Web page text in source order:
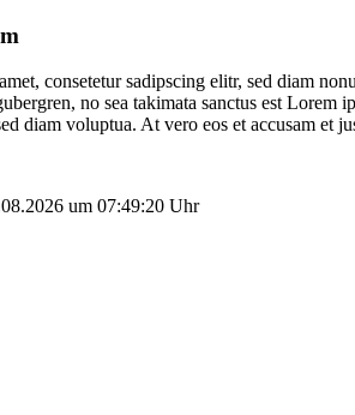
consetetur sadipscing elitr, sed diam
no sea takimata sanctus est
diam voluptua. At vero eos et accusam et
um 07:49:20 Uhr